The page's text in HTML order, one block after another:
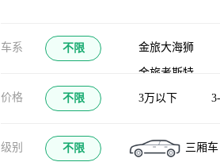
江淮瑞风 捷途山海
江铃集团新
能源
九龙
车
车系 不限 金旅大海狮
金旅考斯特
价格 不限 3万以下
级别 不限 三厢车